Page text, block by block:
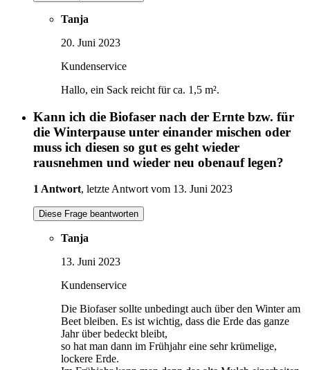
Tanja
20. Juni 2023
Kundenservice
Hallo, ein Sack reicht für ca. 1,5 m².
Kann ich die Biofaser nach der Ernte bzw. für
die Winterpause unter einander mischen oder
muss ich diesen so gut es geht wieder
rausnehmen und wieder neu obenauf legen?
1 Antwort, letzte Antwort vom 13. Juni 2023
Diese Frage beantworten
Tanja
13. Juni 2023
Kundenservice
Die Biofaser sollte unbedingt auch über den Winter am
Beet bleiben. Es ist wichtig, dass die Erde das ganze
Jahr über bedeckt bleibt,
so hat man dann im Frühjahr eine sehr krümelige,
lockere Erde.